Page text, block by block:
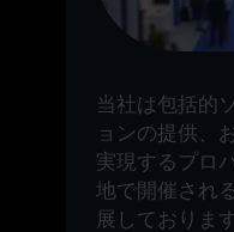
当社は包括的
ョンの提供、
実現するプロ
地で開催され
展しておりま